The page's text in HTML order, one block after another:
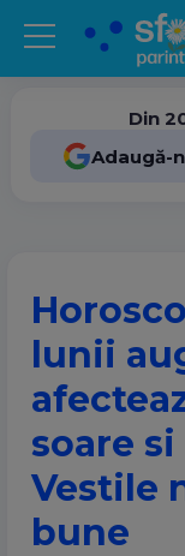
Din
Adaugă-
lunii
soare
Vestile
bune